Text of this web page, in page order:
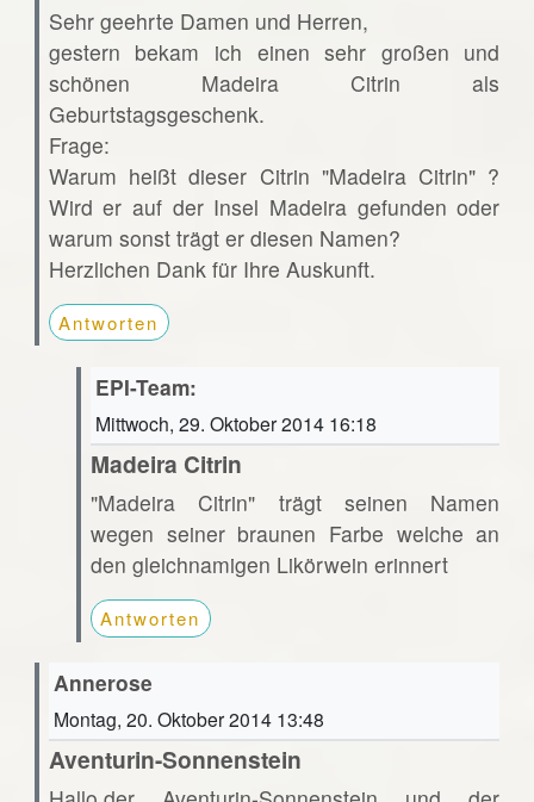
Sehr geehrte Damen und Herren,
gestern bekam ich einen sehr großen und
schönen Madeira Citrin als
Geburtstagsgeschenk.
Frage:
Warum heißt dieser Citrin "Madeira Citrin" ?
Wird er auf der Insel Madeira gefunden oder
warum sonst trägt er diesen Namen?
Herzlichen Dank für Ihre Auskunft.
Antworten
EPI-Team:
Mittwoch, 29. Oktober 2014 16:18
Madeira Citrin
"Madeira Citrin" trägt seinen Namen
wegen seiner braunen Farbe welche an
den gleichnamigen Likörwein erinnert
Antworten
Annerose
Montag, 20. Oktober 2014 13:48
Aventurin-Sonnenstein